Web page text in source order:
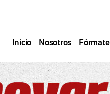
Inicio Nosotros Fórmate